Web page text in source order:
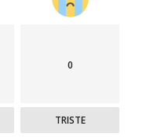
0
TRISTE